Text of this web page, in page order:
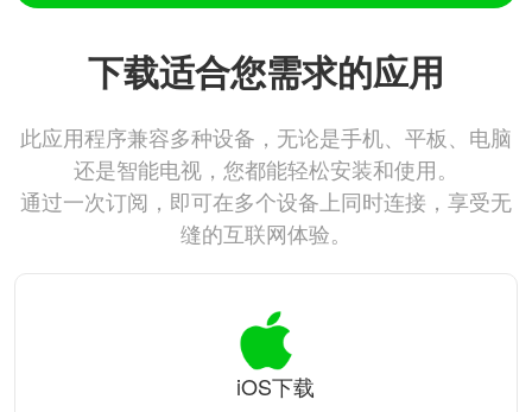
下载适合您需求的应用
此应用程序兼容多种设备，无论是手机、平板、电脑
还是智能电视，您都能轻松安装和使用。
通过一次订阅，即可在多个设备上同时连接，享受无
缝的互联网体验。
iOS下载